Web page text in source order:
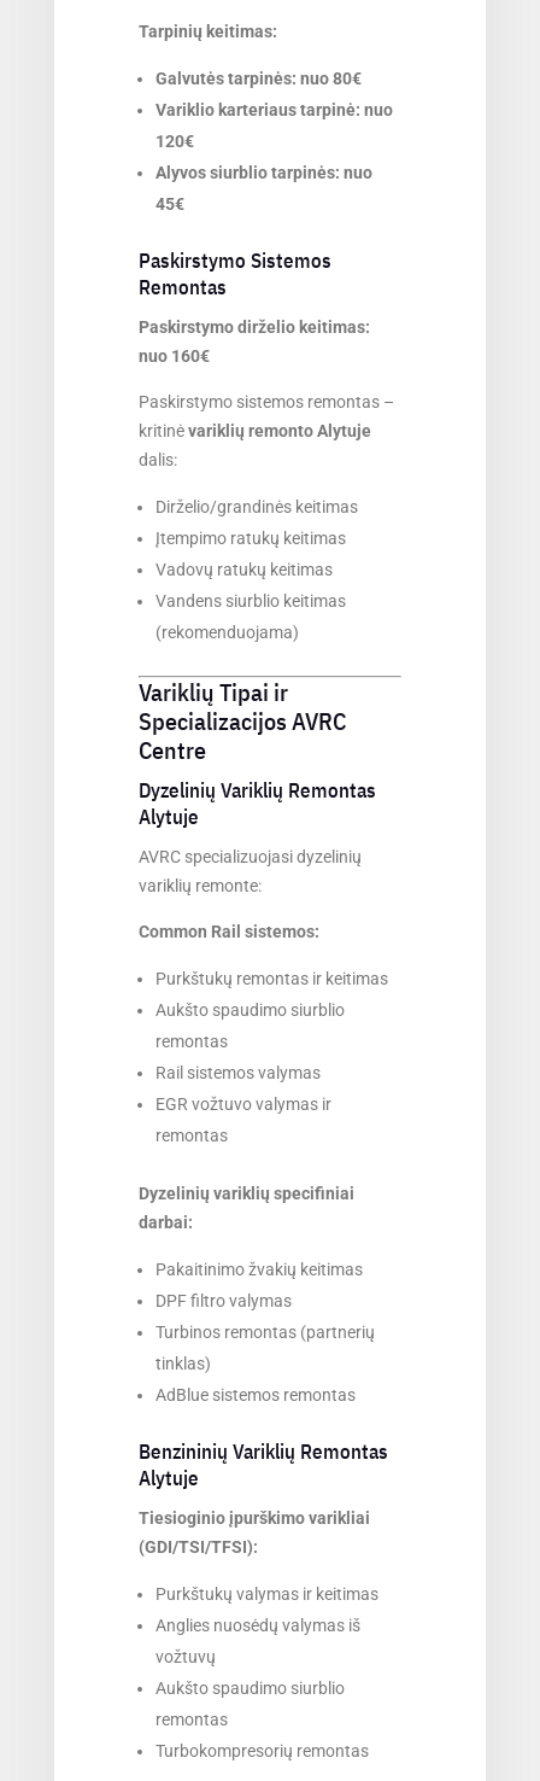
Tarpinių keitimas:
Galvutės tarpinės: nuo 80€
Variklio karteriaus tarpinė: nuo
120€
Alyvos siurblio tarpinės: nuo
45€
Paskirstymo Sistemos
Remontas
Paskirstymo dirželio keitimas:
nuo 160€
Paskirstymo sistemos remontas –
kritinėvariklių remonto Alytuje
dalis:
Dirželio/grandinės keitimas
Įtempimo ratukų keitimas
Vadovų ratukų keitimas
Vandens siurblio keitimas
(rekomenduojama)
Variklių Tipai ir
Specializacijos AVRC
Centre
Dyzelinių Variklių Remontas
Alytuje
AVRC specializuojasi dyzelinių
variklių remonte:
Common Rail sistemos:
Purkštukų remontas ir keitimas
Aukšto spaudimo siurblio
remontas
Rail sistemos valymas
EGR vožtuvo valymas ir
remontas
Dyzelinių variklių specifiniai
darbai:
Pakaitinimo žvakių keitimas
DPF filtro valymas
Turbinos remontas (partnerių
tinklas)
AdBlue sistemos remontas
Benzininių Variklių Remontas
Alytuje
Tiesioginio įpurškimo varikliai
(GDI/TSI/TFSI):
Purkštukų valymas ir keitimas
Anglies nuosėdų valymas iš
vožtuvų
Aukšto spaudimo siurblio
remontas
Turbokompresorių remontas